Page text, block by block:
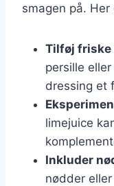
smagen på.
Tilføj friske
persille
dressing et
limejuice
Inkluder
nødder